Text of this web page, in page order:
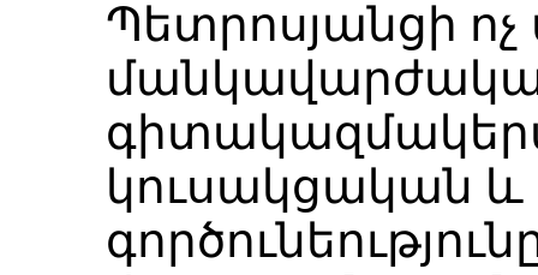
Պետրոսյանցի
կուսակցական